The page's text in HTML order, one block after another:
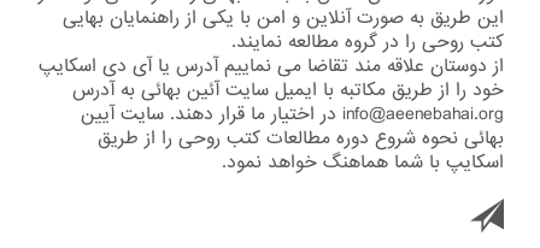
این طریق به صورت آنلاین و امن با یکی از راهنمایان بهایی
کتب روحی را در گروه مطالعه نمایند.
از دوستان علاقه مند تقاضا می نماییم آدرس یا آی دی اسکایپ
خود را از طریق مکاتبه با ایمیل سایت آئین بهائی به آدرس
info@aeenebahai.org در اختیار ما قرار دهند. سایت آیین
بهائی نحوه شروع دوره مطالعات کتب روحی را از طریق
اسکایپ با شما هماهنگ خواهد نمود.